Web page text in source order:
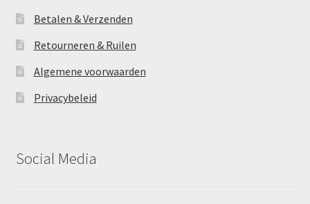
Betalen & Verzenden
Retourneren & Ruilen
Algemene voorwaarden
Privacybeleid
Social Media